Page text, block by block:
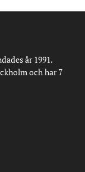
år 1991.
och har 7